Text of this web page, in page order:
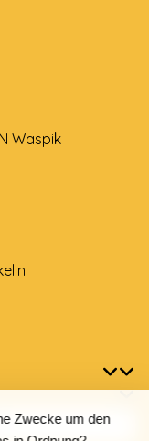
Zwecke um den
Waspik